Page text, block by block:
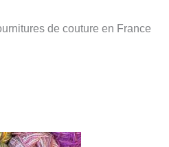
de couture en France